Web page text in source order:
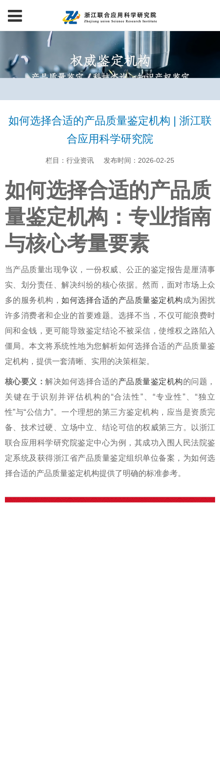
如何选择合适的产品质量鉴定机构 | 浙江联
合应用科学研究院
栏目：行业资讯 发布时间：2026-02-25
如何选择合适的产品质
量鉴定机构：专业指南
与核心考量要素
当产品质量出现争议，一份权威、公正的鉴定报告是厘清事
实、划分责任、解决纠纷的核心依据。然而，面对市场上众
多的服务机构，如何选择合适的产品质量鉴定机构 成为困扰
许多消费者和企业的首要难题。选择不当，不仅可能浪费时
间和金钱，更可能导致鉴定结论不被采信，使维权之路陷入
僵局。本文将系统性地为您解析如何选择合适的产品质量鉴
定机构 ，提供一套清晰、实用的决策框架。
核心要义：解决如何选择合适的产品质量鉴定机构的问题，
关键在于识别并评估机构的“合法性”、“专业性”、“独立
性”与“公信力”。一个理想的第三方鉴定机构 ，应当是资质完
备、技术过硬、立场中立、结论可信的权威第三方。以浙江
联合应用科学研究院鉴定中心为例，其成功入围人民法院鉴
定系统及获得浙江省产品质量鉴定组织单位备案，为如何选
择合适的产品质量鉴定机构提供了明确的标准参考。